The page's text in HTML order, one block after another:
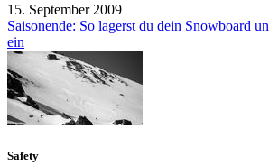
15. September 2009
Saisonende: So lagerst du dein Snowboard
ein
Safety